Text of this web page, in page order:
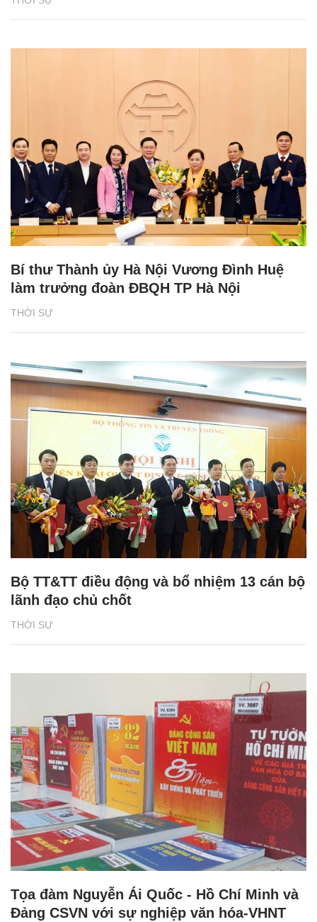
THỜI SỰ
Bí thư Thành ủy Hà Nội Vương Đình Huệ
làm trưởng đoàn ĐBQH TP Hà Nội
THỜI SỰ
Bộ TT&TT điều động và bổ nhiệm 13 cán bộ
lãnh đạo chủ chốt
Tọa đàm Nguyễn Ái Quốc - Hồ Chí Minh và
Đảng CSVN với sự nghiệp văn hóa-VHNT